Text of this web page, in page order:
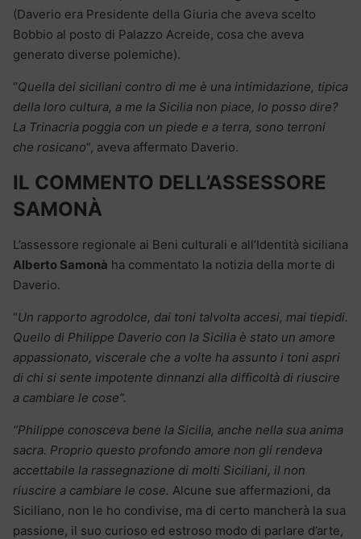
(Daverio era Presidente della Giuria che aveva scelto
Bobbio al posto di Palazzo Acreide, cosa che aveva
generato diverse polemiche).
“Quella dei siciliani contro di me è una intimidazione, tipica
della loro cultura, a me la Sicilia non piace, lo posso dire?
La Trinacria poggia con un piede e a terra, sono terroni
che rosicano“, aveva affermato Daverio.
IL COMMENTO DELL’ASSESSORE
SAMONÀ
L’assessore regionale ai Beni culturali e all’Identità siciliana
Alberto Samonà ha commentato la notizia della morte di
Daverio.
“Un rapporto agrodolce, dai toni talvolta accesi, mai tiepidi.
Quello di Philippe Daverio con la Sicilia è stato un amore
appassionato, viscerale che a volte ha assunto i toni aspri
di chi si sente impotente dinnanzi alla difficoltà di riuscire
a cambiare le cose”.
“Philippe conosceva bene la Sicilia, anche nella sua anima
sacra. Proprio questo profondo amore non gli rendeva
accettabile la rassegnazione di molti Siciliani, il non
riuscire a cambiare le cose. Alcune sue affermazioni, da
Siciliano, non le ho condivise, ma di certo mancherà la sua
passione, il suo curioso ed estroso modo di parlare d’arte,